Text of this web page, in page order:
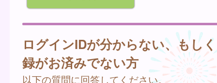
ログインIDが分からない、もし
録がお済みでない方
以下の質問に回答してください。